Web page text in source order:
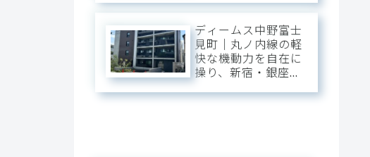
へ一直線。錦糸町の
「先進インフラ」を
普段使いにし、静穏
な私域に寛ぐアーバ
ン・ベース。
ディームス中野富士
見町｜丸ノ内線の軽
快な機動力を自在に
操り、新宿・銀座・
野・弥生町の「静穏